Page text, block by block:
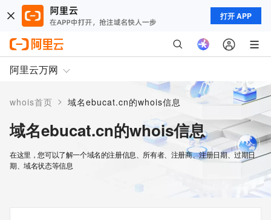
打开 APP
阿里云万网
whois首页 > 域名ebucat.cn的whois信息
域名ebucat.cn的whois信息
在这里，您可以了解一个域名的注册信息、所有者、注册商、注册日期、过期日
期、域名状态等信息